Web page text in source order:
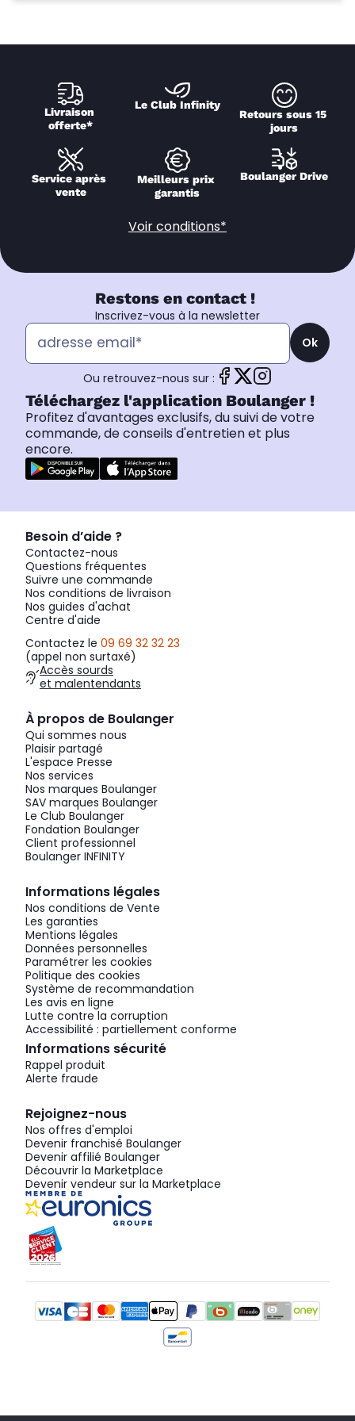
Livraison
offerte*
Le Club Infinity
Retours sous 15
jours
Service après
vente
Meilleurs prix
garantis
Boulanger Drive
Voir conditions*
Restons en contact !
Inscrivez-vous à la newsletter
Ok
Ou retrouvez-nous sur :
Téléchargez l'application Boulanger !
Profitez d'avantages exclusifs, du suivi de votre
commande, de conseils d'entretien et plus
encore.
Besoin d’aide ?
Contactez-nous
Questions fréquentes
Suivre une commande
Nos conditions de livraison
Nos guides d'achat
Centre d'aide
Contactez le 09 69 32 32 23
(appel non surtaxé)
Accès sourds
et malentendants
À propos de Boulanger
Qui sommes nous
Plaisir partagé
L'espace Presse
Nos services
Nos marques Boulanger
SAV marques Boulanger
Le Club Boulanger
Fondation Boulanger
Client professionnel
Boulanger INFINITY
Informations légales
Nos conditions de Vente
Les garanties
Mentions légales
Données personnelles
Paramétrer les cookies
Politique des cookies
Système de recommandation
Les avis en ligne
Lutte contre la corruption
Accessibilité : partiellement conforme
Informations sécurité
Rappel produit
Alerte fraude
Rejoignez-nous
Nos offres d'emploi
Devenir franchisé Boulanger
Devenir affilié Boulanger
Découvrir la Marketplace
Devenir vendeur sur la Marketplace